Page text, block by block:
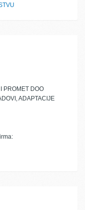
PROMET DOO
ADAPTACIJE